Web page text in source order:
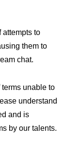
attempts to
them to
chat.
terms unable to
understand
and is
by our talents.